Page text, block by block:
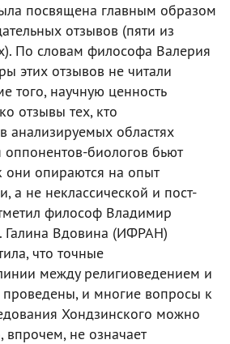
посвящена главным образом
отзывов (пяти из
По словам философа Валерия
этих отзывов не читали
того, научную ценность
отзывы тех, кто
анализируемых областях
биологов бьют
они опираются на опыт
а не неклассической и пост-
философ Владимир
Галина Вдовина (ИФРАН)
что точные
между религиоведением и
проведены, и многие вопросы к
Хондзинского можно
впрочем, не означает